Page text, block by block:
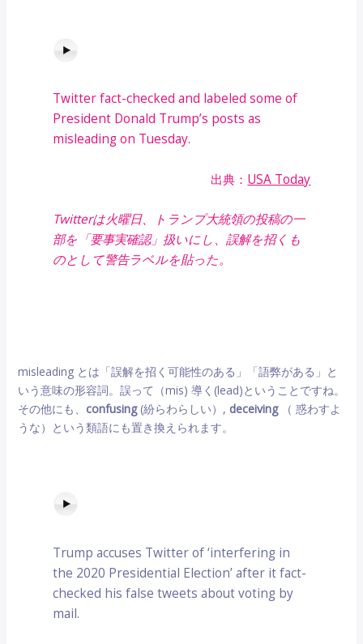
Twitter fact-checked and labeled some of
President Donald Trump’s posts as
misleading on Tuesday.
出典： USA Today
Twitterは火曜日、トランプ大統領の投稿の一
部を「要事実確認」扱いにし、誤解を招くも
のとして警告ラベルを貼った。
misleading とは「誤解を招く可能性のある」「語弊がある」と
いう意味の形容詞。誤って（mis) 導く(lead)ということですね。
その他にも、 confusing(紛らわらしい）, deceiving（ 惑わすよ
うな）という類語にも置き換えられます。
Trump accuses Twitter of ‘interfering in
the 2020 Presidential Election’ after it fact-
checked his false tweets about voting by
mail.